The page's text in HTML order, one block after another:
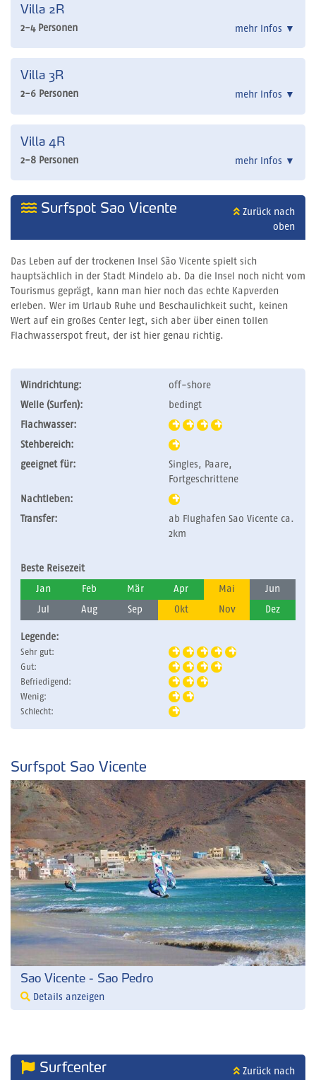
Villa 2R
2-4 Personen mehr Infos ▼
Villa 3R
2-6 Personen mehr Infos ▼
Villa 4R
2-8 Personen mehr Infos ▼
Surfspot Sao Vicente
Zurück nach
oben
Das Leben auf der trockenen Insel São Vicente spielt sich
hauptsächlich in der Stadt Mindelo ab. Da die Insel noch nicht vom
Tourismus geprägt, kann man hier noch das echte Kapverden
erleben. Wer im Urlaub Ruhe und Beschaulichkeit sucht, keinen
Wert auf ein großes Center legt, sich aber über einen tollen
Flachwasserspot freut, der ist hier genau richtig.
Windrichtung:
off-shore
Welle (Surfen):
bedingt
Flachwasser:
Stehbereich:
geeignet für:
Singles, Paare,
Fortgeschrittene
Nachtleben:
Transfer:
ab Flughafen Sao Vicente ca.
2km
Beste Reisezeit
Jan Feb Mär Apr Mai Jun
Jul Aug Sep Okt Nov Dez
Legende:
Sehr gut:
Gut:
Befriedigend:
Wenig:
Schlecht:
Surfspot Sao Vicente
Sao Vicente - Sao Pedro
Details anzeigen
Surfcenter
Zurück nach